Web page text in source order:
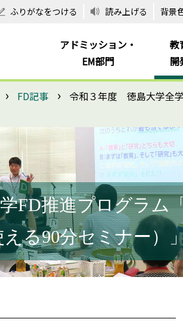
ふりがなをつける 読み上げる 背景
アドミッション・
EM部門
教
開
› FD記事 ›
令和３年度 徳島大学全
FD推進プログラム
る90分セミナー）